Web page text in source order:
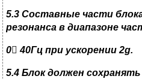
5.3 Cоставные части
резонанса в диапазоне
0 40Гц при ускорении 2g.
5.4 Блок должен